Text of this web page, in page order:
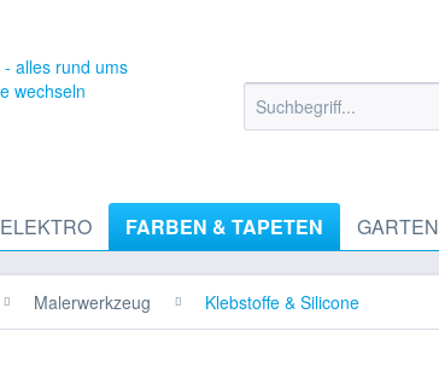
ELEKTRO FARBEN & TAPETEN GARTEN
Malerwerkzeug Klebstoffe & Silicone